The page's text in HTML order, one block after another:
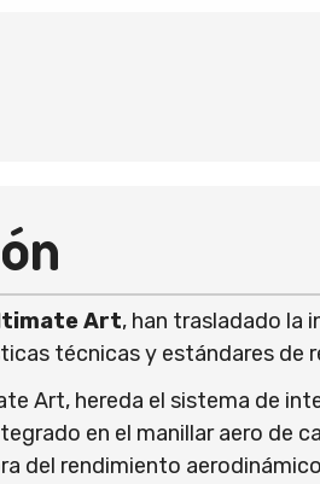
Art, han trasladado la
técnicas y estándares de
Art, hereda el sistema de
en el manillar aero de
del rendimiento